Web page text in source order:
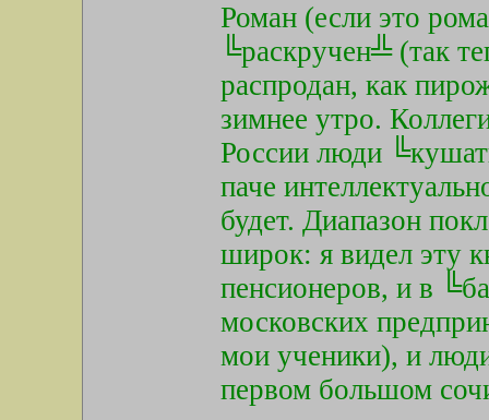
Роман (если это
╚раскручен╩ (так
распродан, как
зимнее утро.
России люди
паче
будет. Диапазон
широк: я видел эту
пенсионеров, и в
московских
мои ученики), и
первом большом